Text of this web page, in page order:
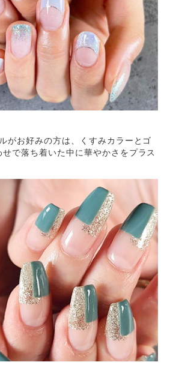
がお好みの方は、くすみカラーとゴ
で落ち着いた中に華やかさをプラス